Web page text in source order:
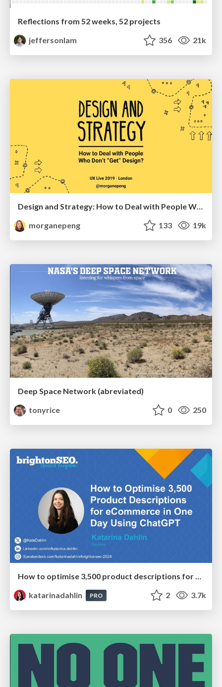
Reflections from 52 weeks, 52 projects
jeffersonlam
356 21k
Design and Strategy: How to Deal with People Who Don’t "Get" Design
morganepeng
133 19k
Deep Space Network (abreviated)
tonyrice
0 250
katarinadahlin
PRO 2 3.7k